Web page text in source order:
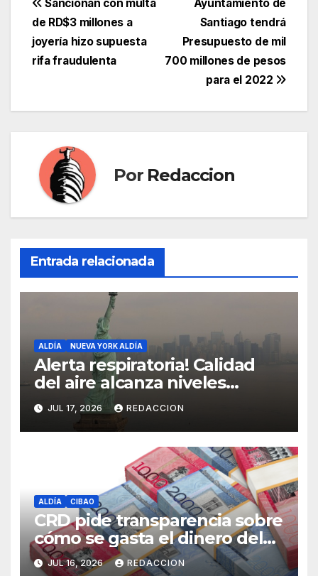
Navegación
de
entradas
Ayuntamiento de
Santiago tendrá
Presupuesto de mil
700 millones de pesos
para el 2022
Sancionan con multa
de RD$3 millones a
joyería hizo supuesta
rifa fraudulenta
Por Redaccion
Entrada relacionada
ALDÍA NUEVA YORK ALDÍA
Alerta respiratoria! Calidad
del aire alcanza niveles
peligrosos en NYC
JUL 17, 2026 REDACCION
ALDÍA CIBAO
CRD pide transparencia sobre
cómo se gasta el dinero del
Seguro Familiar de Salud
JUL 16, 2026 REDACCION